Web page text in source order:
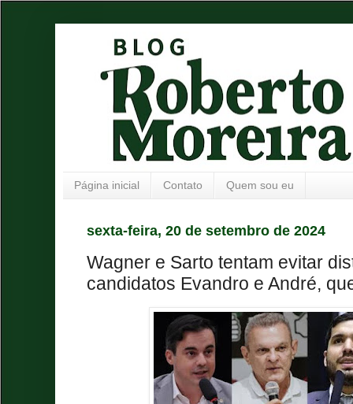
Página inicial Contato Quem sou eu
sexta-feira, 20 de setembro de 2024
Wagner e Sarto tentam evitar
candidatos Evandro e André,